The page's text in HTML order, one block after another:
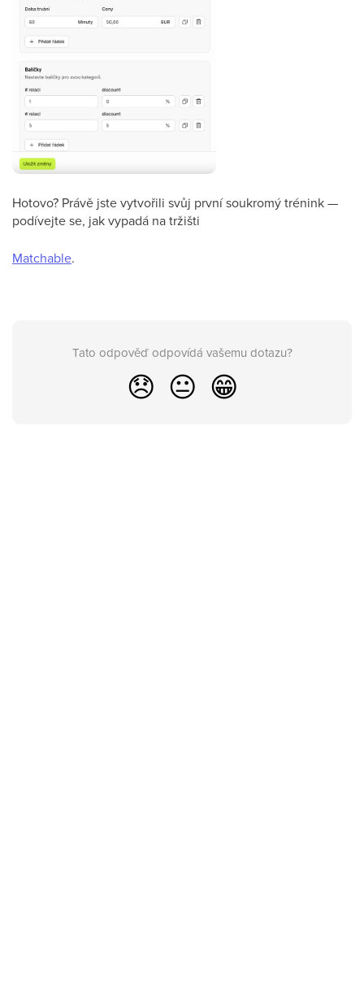
Hotovo? Právě jste vytvořili svůj první soukromý trénink —
podívejte se, jak vypadá na tržišti
Matchable.
Tato odpověď odpovídá vašemu dotazu?
😞 😐 😁